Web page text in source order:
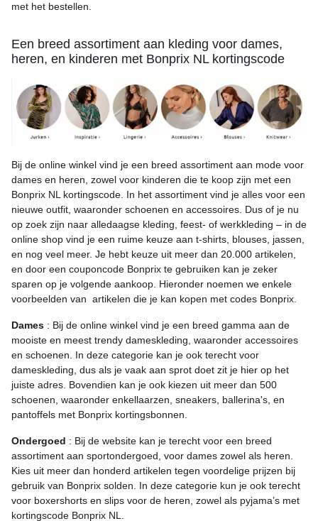
met het bestellen.
Een breed assortiment aan kleding voor dames,
heren, en kinderen met Bonprix NL kortingscode
Bij de online winkel vind je een breed assortiment aan mode voor
dames en heren, zowel voor kinderen die te koop zijn met een
Bonprix NL kortingscode. In het assortiment vind je alles voor een
nieuwe outfit, waaronder schoenen en accessoires. Dus of je nu
op zoek zijn naar alledaagse kleding, feest- of werkkleding – in de
online shop vind je een ruime keuze aan t-shirts, blouses, jassen,
en nog veel meer. Je hebt keuze uit meer dan 20.000 artikelen,
en door een couponcode Bonprix te gebruiken kan je zeker
sparen op je volgende aankoop. Hieronder noemen we enkele
voorbeelden van artikelen die je kan kopen met codes Bonprix.
Dames : Bij de online winkel vind je een breed gamma aan de
mooiste en meest trendy dameskleding, waaronder accessoires
en schoenen. In deze categorie kan je ook terecht voor
dameskleding, dus als je vaak aan sprot doet zit je hier op het
juiste adres. Bovendien kan je ook kiezen uit meer dan 500
schoenen, waaronder enkellaarzen, sneakers, ballerina's, en
pantoffels met Bonprix kortingsbonnen.
Ondergoed : Bij de website kan je terecht voor een breed
assortiment aan sportondergoed, voor dames zowel als heren.
Kies uit meer dan honderd artikelen tegen voordelige prijzen bij
gebruik van Bonprix solden. In deze categorie kun je ook terecht
voor boxershorts en slips voor de heren, zowel als pyjama’s met
kortingscode Bonprix NL.